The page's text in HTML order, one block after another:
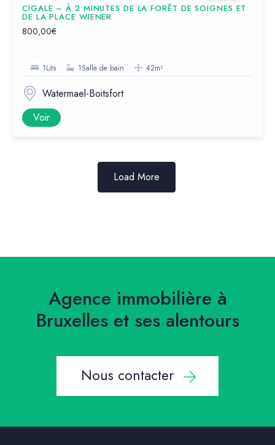
CIGALE – À 2 MINUTES DE LA FORÊT DE SOIGNES ET
DE LA PLACE WIENER
800,00€
1Lits 1Salle de bain 42m²
Watermael-Boitsfort
Voir
Load More
Agence immobilière à
Bruxelles et ses alentours
Nous contacter